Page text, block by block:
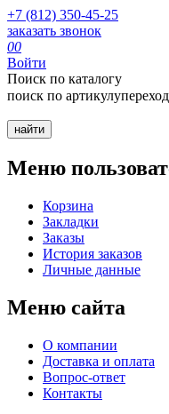
+7 (812) 350-45-25
заказать звонок
00
Войти
Поиск по каталогу
поиск по артикулу
Меню
Корзина
Закладки
Заказы
История заказов
Личные данные
Меню сайта
О компании
Доставка и оплата
Вопрос-ответ
Контакты